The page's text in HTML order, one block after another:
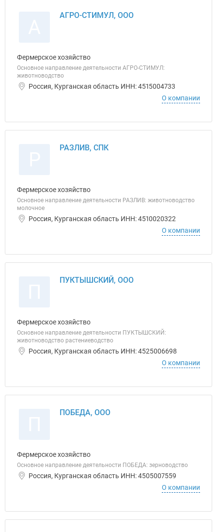
АГРО-СТИМУЛ, ООО
Фермерское хозяйство
Основное направление деятельности АГРО-СТИМУЛ:
животноводство
Россия, Курганская область ИНН: 4515004733
О компании
РАЗЛИВ, СПК
Фермерское хозяйство
Основное направление деятельности РАЗЛИВ: животноводство
молочное
Россия, Курганская область ИНН: 4510020322
О компании
ПУКТЫШСКИЙ, ООО
Фермерское хозяйство
Основное направление деятельности ПУКТЫШСКИЙ:
животноводство растениеводство
Россия, Курганская область ИНН: 4525006698
О компании
ПОБЕДА, ООО
Фермерское хозяйство
Основное направление деятельности ПОБЕДА: зерноводство
Россия, Курганская область ИНН: 4505007559
О компании